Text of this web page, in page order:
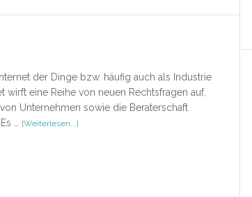
der Dinge bzw. häufig auch als Industrie
wirft eine Reihe von neuen Rechtsfragen auf,
Unternehmen sowie die Beraterschaft
…
[Weiterlesen...]